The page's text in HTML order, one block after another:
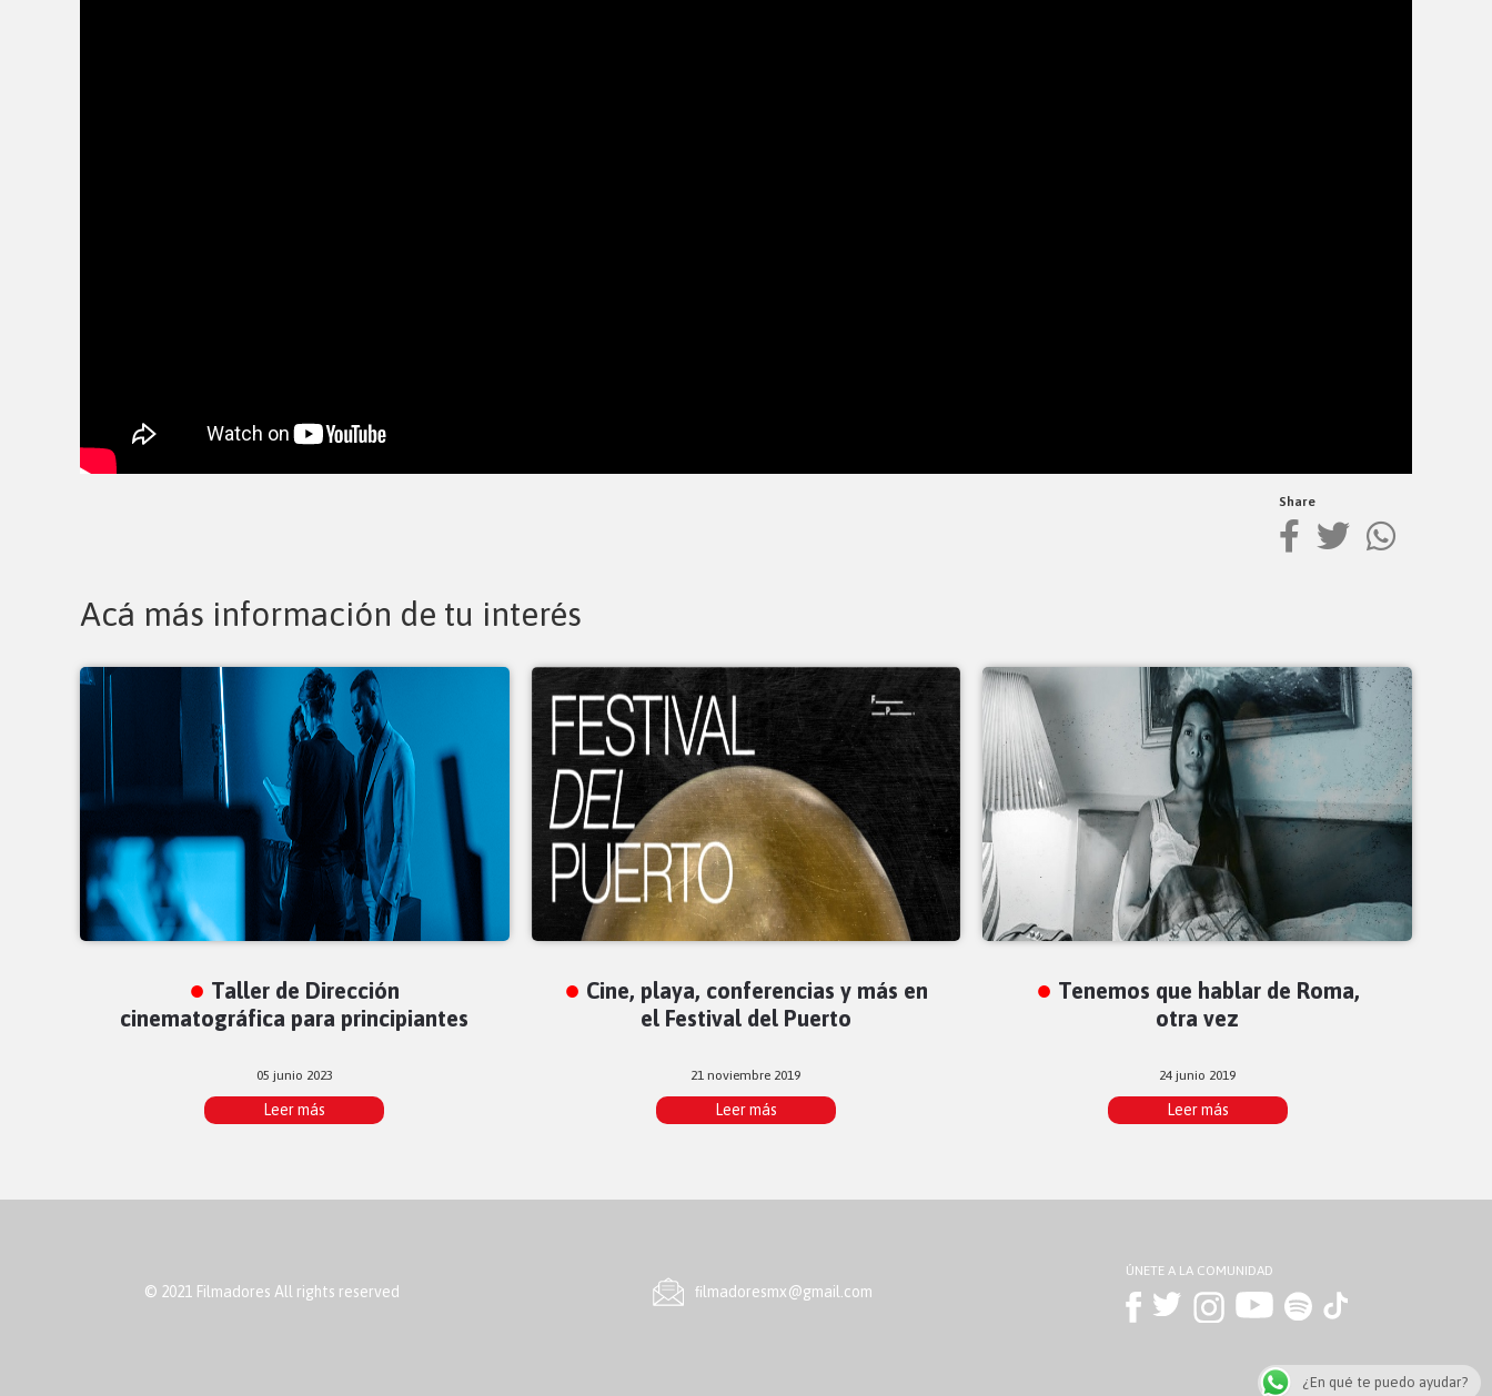
Share
Acá más información de tu interés
Taller de Dirección
cinematográfica para principiantes
05 junio 2023
Leer más
Cine, playa, conferencias y más en
el Festival del Puerto
21 noviembre 2019
Leer más
Tenemos que hablar de Roma,
otra vez
24 junio 2019
Leer más
© 2021 Filmadores All rights reserved ﬁlmadoresmx@gmail.com
ÚNETE A LA COMUNIDAD
¿En qué te puedo ayudar?